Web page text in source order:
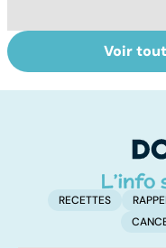
Comment
faciliter la
Voir
RECETTES